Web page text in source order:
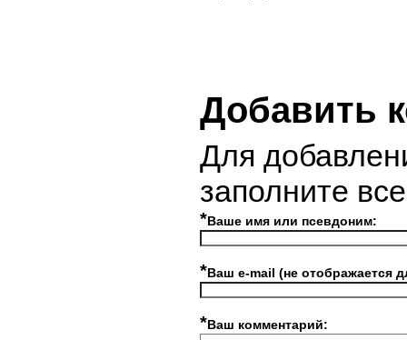
Добавить
Для
заполните
*Ваше имя или псевдоним:
*Ваш e-mail (не отображается
*Ваш комментарий: